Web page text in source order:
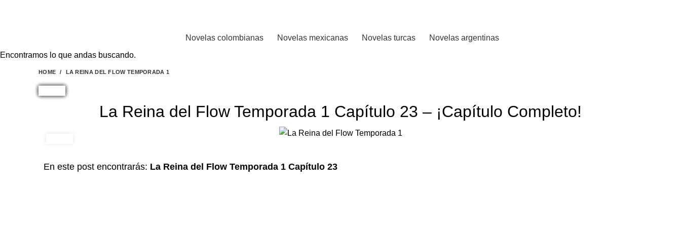
Novelas colombianas Novelas mexicanas Novelas turcas Novelas argentinas
HOME LA REINA DEL FLOW TEMPORADA 1
La Reina del Flow Temporada 1 Capítulo 23 – ¡Capítulo Completo!
En este post encontrarás: La Reina del Flow Temporada 1 Capítulo 23
Encontramos lo que andas buscando.